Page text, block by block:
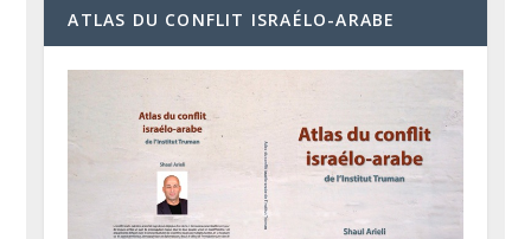
ATLAS DU CONFLIT ISRAÉLO-ARABE